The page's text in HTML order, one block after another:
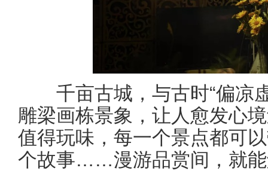
千亩古城，与古时“偏凉
雕梁画栋景象，让人愈发心
值得玩味，每一个景点都可
个故事……漫游品赏间，就能